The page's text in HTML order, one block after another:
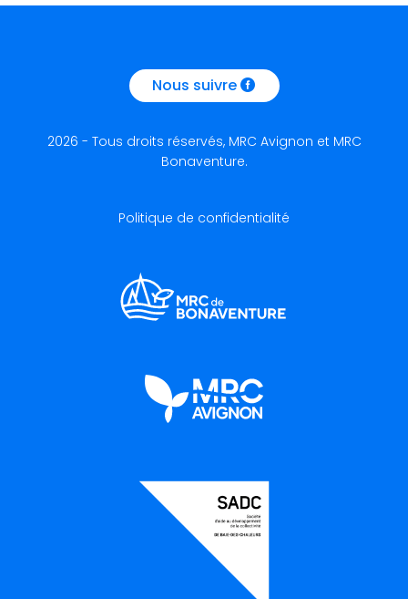
Nous suivre
2026 - Tous droits réservés, MRC Avignon et MRC
Bonaventure.
Politique de confidentialité